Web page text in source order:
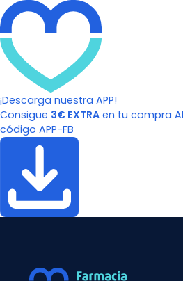
¡Descarga nuestra APP!
Consigue 3€ EXTRA en tu compra
código APP-FB